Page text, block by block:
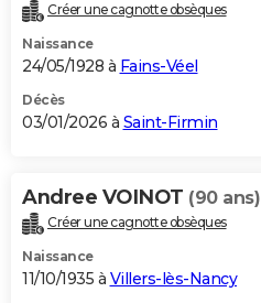
Créer une cagnotte obsèques
Naissance
24/05/1928 à Fains-Véel
Décès
03/01/2026 à Saint-Firmin
Andree VOINOT (90 ans)
Créer une cagnotte obsèques
Naissance
11/10/1935 à Villers-lès-Nancy